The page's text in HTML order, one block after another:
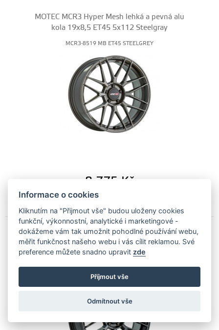
Informace o cookies
Kliknutím na "Přijmout vše" budou uloženy cookies
funkční, výkonnostní, analytické i marketingové -
dokážeme vám tak umožnit pohodlné používání webu,
měřit funkčnost našeho webu i vás cílit reklamou. Své
preference můžete snadno upravit zde
Příjmout vše
Odmítnout vše
MOTEC MCR3 Hyper Mesh lehká a pevná alu
kola 19x8,5 ET45 5x112 Steelgray
MCR3-8519 MB ET45 STEELGREY
8 775 Kč
Dodáme Vám do 10 ti dní
MOTEC MCR3 Hyper Mesh lehká a pevná alu
kola 19x8,5 ET45 5x112 Černá lesklá
MCR3-8519 MB ET45 BLACK